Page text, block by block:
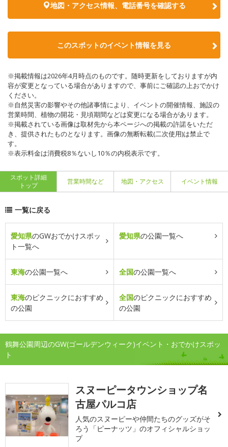
地図・アクセス情報、電話番号を確認する
このスポットのイベント情報を見る
※掲載情報は2026年4月時点のものです。随時更新をしておりますが内
容が変更となっている場合がありますので、事前にご確認の上おでかけ
ください。
※自然災害の影響やその他諸事情により、イベントの開催情報、施設の
営業時間、植物の開花・見頃期間などは変更になる場合があります。
※掲載されている画像は取材先から本ページへの掲載の許諾をいただ
き、提供されたものとなります。画像の無断転載(二次使用)は禁止で
す。
※表示料金は消費税8％ないし10％の内税表示です。
スポット詳細
トップ
営業時間など 地図・アクセス イベント情報
一覧に戻る
愛知県のGWおでかけスポッ
ト一覧へ
愛知県の公園一覧へ
東海の公園一覧へ 全国の公園一覧へ
東海のピクニックにおすすめ
の公園
全国のピクニックにおすすめ
の公園
鶴舞公園周辺のGW(ゴールデンウィーク)イベント・おでかけスポッ
ト
スヌーピータウンショップ名
古屋パルコ店
人気のスヌーピーや仲間たちのグッズがそ
ろう「ピーナッツ」のオフィシャルショッ
プ